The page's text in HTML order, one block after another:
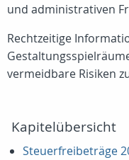
und administrativen
Rechtzeitige
vermeidbare Risiken
Kapitelübersicht
Steuerfreibeträge